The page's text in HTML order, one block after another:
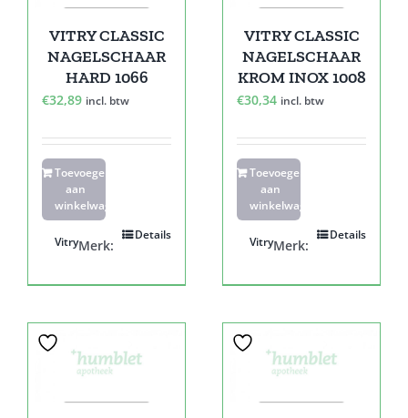
VITRY CLASSIC
NAGELSCHAAR
HARD 1066
€32,89 incl. btw
Toevoegen
aan
winkelwagen
Details
Merk:
Vitry
VITRY CLASSIC
NAGELSCHAAR
KROM INOX 1008
€30,34 incl. btw
Toevoegen
aan
winkelwagen
Details
Merk:
Vitry